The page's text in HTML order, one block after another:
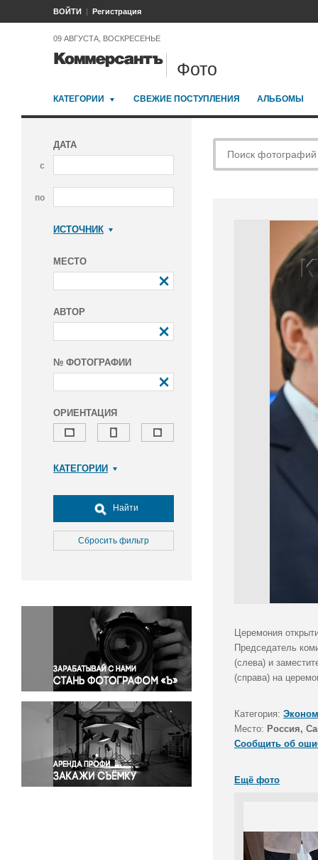
ВОЙТИ Регистрация
09 АВГУСТА, ВОСКРЕСЕНЬЕ
Фото
КАТЕГОРИИ СВЕЖИЕ ПОСТУПЛЕНИЯ АЛЬБОМЫ
ДАТА
с
по
ИСТОЧНИК
МЕСТО
АВТОР
№ ФОТОГРАФИИ
ОРИЕНТАЦИЯ
КАТЕГОРИИ
Досуг, туризм и отдых
Культура
Медицина
Окружающая среда
Политика
Правосудие
Происшествия и конфликты
Религия
Светская жизнь
Спорт
Экология
Экономика и бизнес
Найти
Сбросить фильтр
Церемония
Председатель
(слева) и
(справа) на
Категория:
Место: Россия,
Сообщить об
Ещё фото